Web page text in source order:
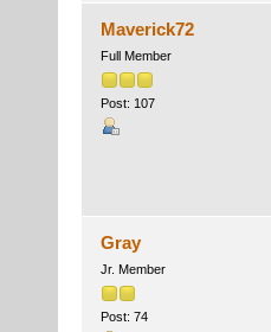
Maverick72
Full Member
Post: 107
Gray
Jr. Member
Post: 74